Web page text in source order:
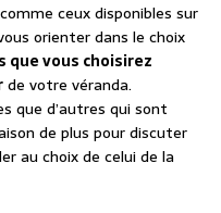
ceux disponibles sur
orienter dans le choix
que vous choisirez
de votre véranda.
que d’autres qui sont
de plus pour discuter
au choix de celui de la